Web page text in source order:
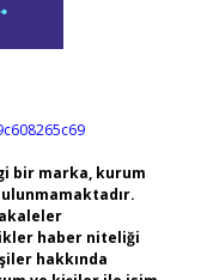
bir marka, kurum
haber niteliği
hakkında